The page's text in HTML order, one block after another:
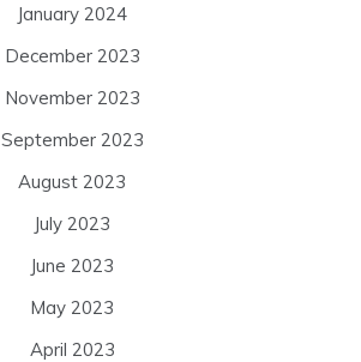
January 2024
December 2023
November 2023
September 2023
August 2023
July 2023
June 2023
May 2023
April 2023